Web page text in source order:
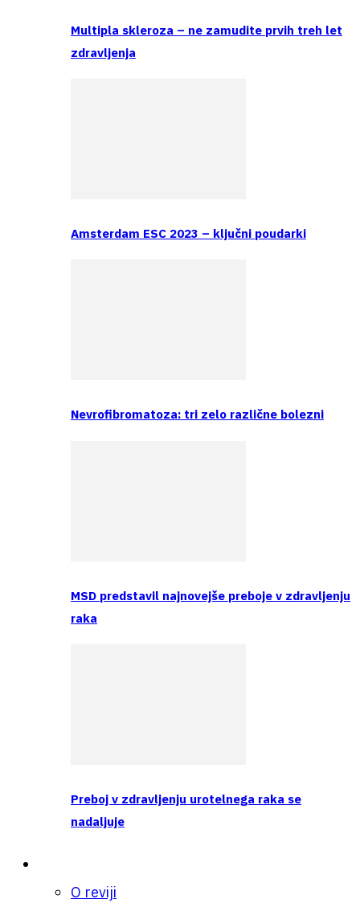
Multipla skleroza – ne zamudite prvih treh let
zdravljenja
Amsterdam ESC 2023 – ključni poudarki
Nevrofibromatoza: tri zelo različne bolezni
MSD predstavil najnovejše preboje v zdravljenju
raka
Preboj v zdravljenju urotelnega raka se
nadaljuje
O reviji